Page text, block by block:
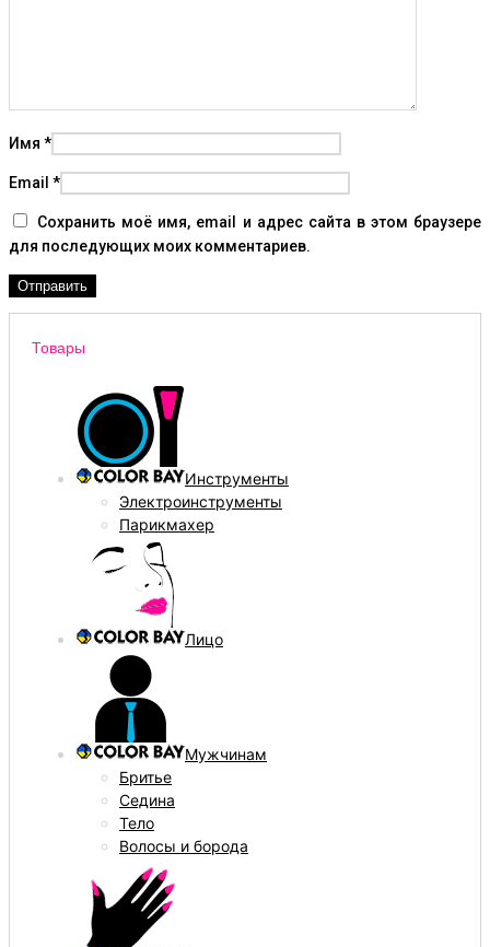
Имя *
Email *
Сохранить моё имя, email и адрес сайта в этом браузере
для последующих моих комментариев.
Товары
Инструменты
Электроинструменты
Парикмахер
Лицо
Мужчинам
Бритье
Седина
Тело
Волосы и борода